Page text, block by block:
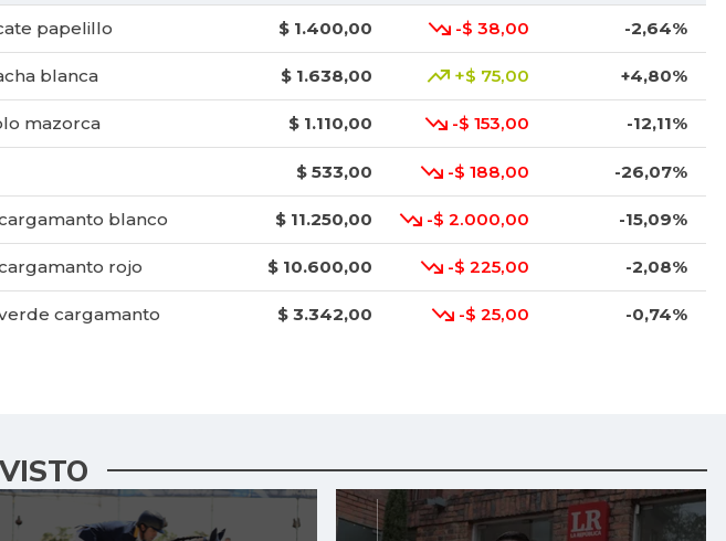
papelillo $ 1.400,00 -$ 38,00 -2,64%
blanca $ 1.638,00 +$ 75,00 +4,80%
mazorca $ 1.110,00 -$ 153,00 -12,11%
$ 533,00 -$ 188,00 -26,07%
blanco $ 11.250,00 -$ 2.000,00 -15,09%
rojo $ 10.600,00 -$ 225,00 -2,08%
cargamanto $ 3.342,00 -$ 25,00 -0,74%
$ 700,00 -$ 158,00 -18,41%